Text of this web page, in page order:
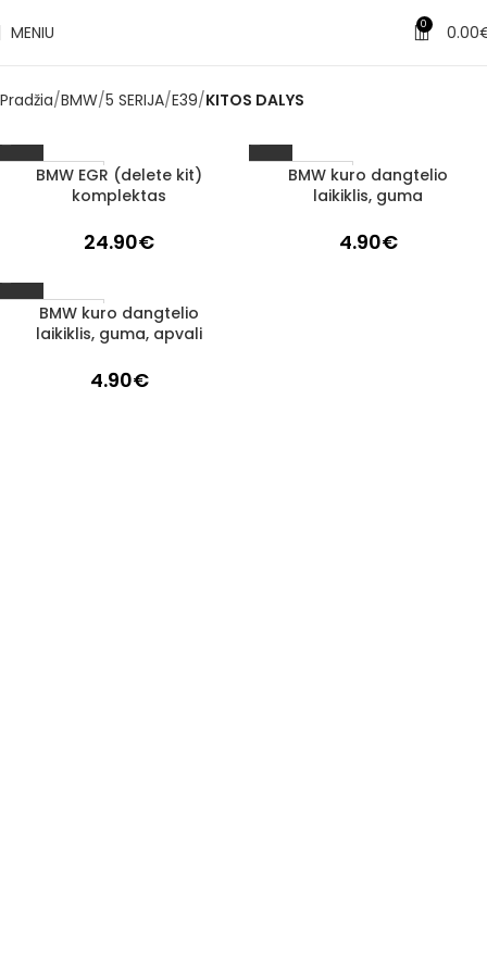
MENIU 0 0.00
Pradžia BMW 5 SERIJA E39 KITOS DALYS
1–3 d. d.
BMW EGR (delete kit)
komplektas
24.90€
1–3 d. d.
BMW kuro dangtelio
laikiklis, guma
4.90€
1–3 d. d.
BMW kuro dangtelio
laikiklis, guma, apvali
4.90€